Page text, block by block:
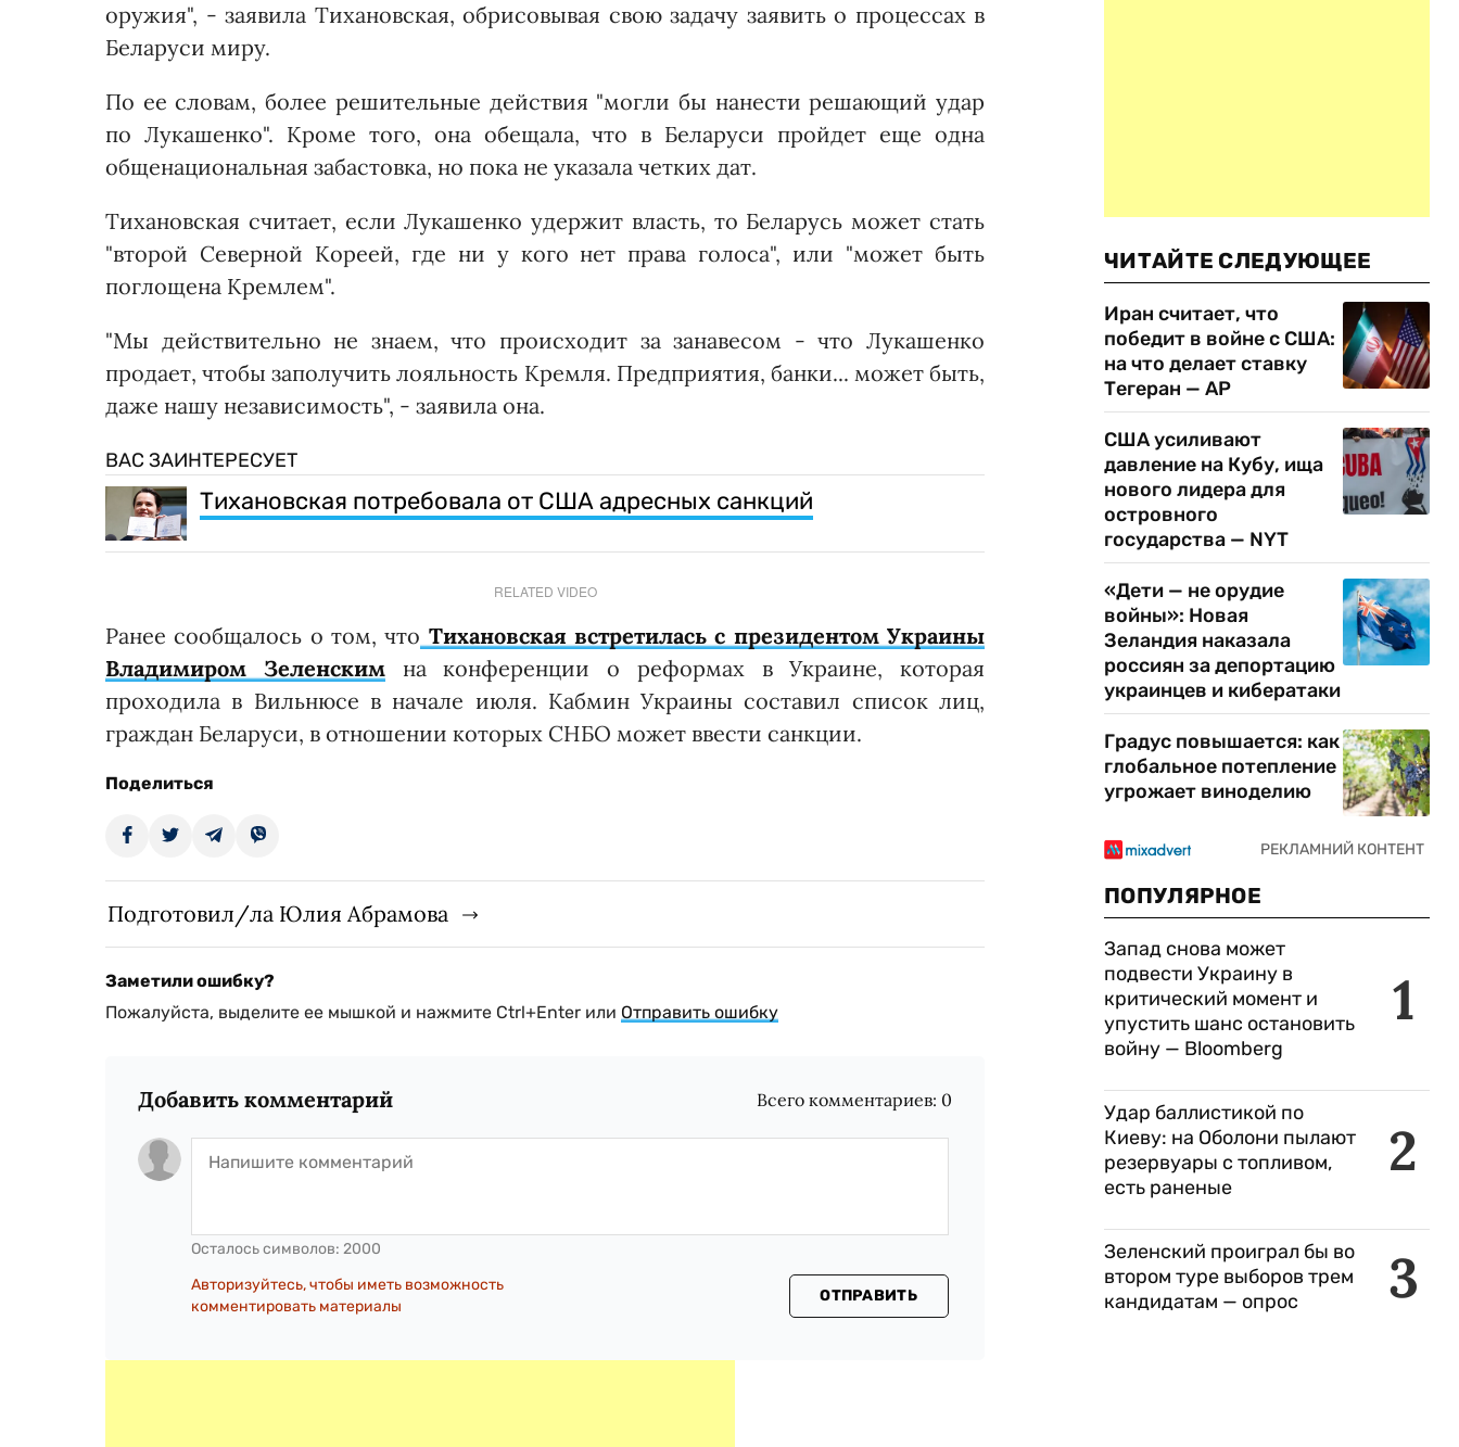
оружия", - заявила Тихановская, обрисовывая свою задачу заявить о процессах в
Беларуси миру.
По ее словам, более решительные действия "могли бы нанести решающий удар
по Лукашенко". Кроме того, она обещала, что в Беларуси пройдет еще одна
общенациональная забастовка, но пока не указала четких дат.
Тихановская считает, если Лукашенко удержит власть, то Беларусь может стать
"второй Северной Кореей, где ни у кого нет права голоса", или "может быть
поглощена Кремлем".
"Мы действительно не знаем, что происходит за занавесом - что Лукашенко
продает, чтобы заполучить лояльность Кремля. Предприятия, банки... может быть,
даже нашу независимость", - заявила она.
ВАС ЗАИНТЕРЕСУЕТ
Тихановская потребовала от США адресных санкций
RELATED VIDEO
Ранее сообщалось о том, что Тихановская встретилась с президентом Украины
Владимиром Зеленским
на конференции о реформах в Украине, которая
проходила в Вильнюсе в начале июля. Кабмин Украины составил список лиц,
граждан Беларуси, в отношении которых СНБО может ввести санкции.
Поделиться
Подготовил/ла Юлия Абрамова
Заметили ошибку?
Пожалуйста, выделите ее мышкой и нажмите Ctrl+Enter или Отправить ошибку
Добавить комментарий Всего комментариев: 0
Осталось символов: 2000
Авторизуйтесь, чтобы иметь возможность
комментировать материалы
ОТПРАВИТЬ
ЧИТАЙТЕ СЛЕДУЮЩЕЕ
Иран считает, что
победит в войне с США:
на что делает ставку
Тегеран — AP
США усиливают
давление на Кубу, ища
нового лидера для
островного
государства — NYT
«Дети — не орудие
войны»: Новая
Зеландия наказала
россиян за депортацию
украинцев и кибератаки
Градус повышается: как
глобальное потепление
угрожает виноделию
ПОПУЛЯРНОЕ
1
Запад снова может
подвести Украину в
критический момент и
упустить шанс остановить
войну — Bloomberg
2
Удар баллистикой по
Киеву: на Оболони пылают
резервуары с топливом,
есть раненые
3
Зеленский проиграл бы во
втором туре выборов трем
кандидатам — опрос